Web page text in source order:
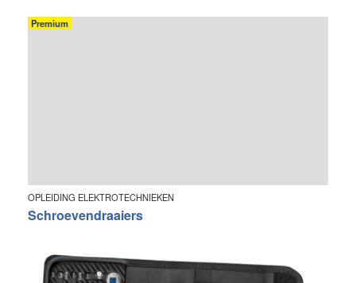
Premium
OPLEIDING ELEKTROTECHNIEKEN
Schroevendraaiers